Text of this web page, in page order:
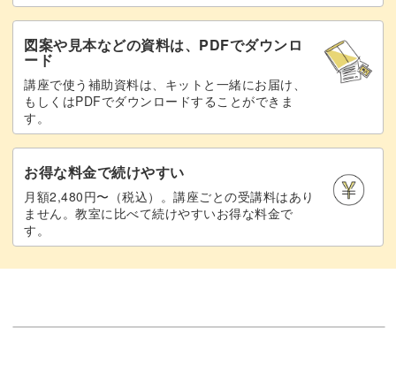
図案や見本などの資料は、PDFでダウンロ
ード
講座で使う補助資料は、キットと一緒にお届け、
もしくはPDFでダウンロードすることができま
す。
お得な料金で続けやすい
月額2,480円〜（税込）。講座ごとの受講料はあり
ません。教室に比べて続けやすいお得な料金で
す。